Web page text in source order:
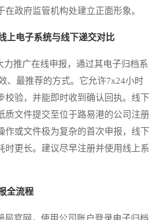
政府监管机构处建立正面形象。
上电子系统与线下递交对比
推广在线申报，通过其电子归档系
、最推荐的方式。它允许7x24小时
校验，并能即时收到确认回执。线下
质文件提交至位于路易港的公司注册
作或文件极为复杂的首次申报，线下
时更长。建议尽早注册并使用线上系
全流程